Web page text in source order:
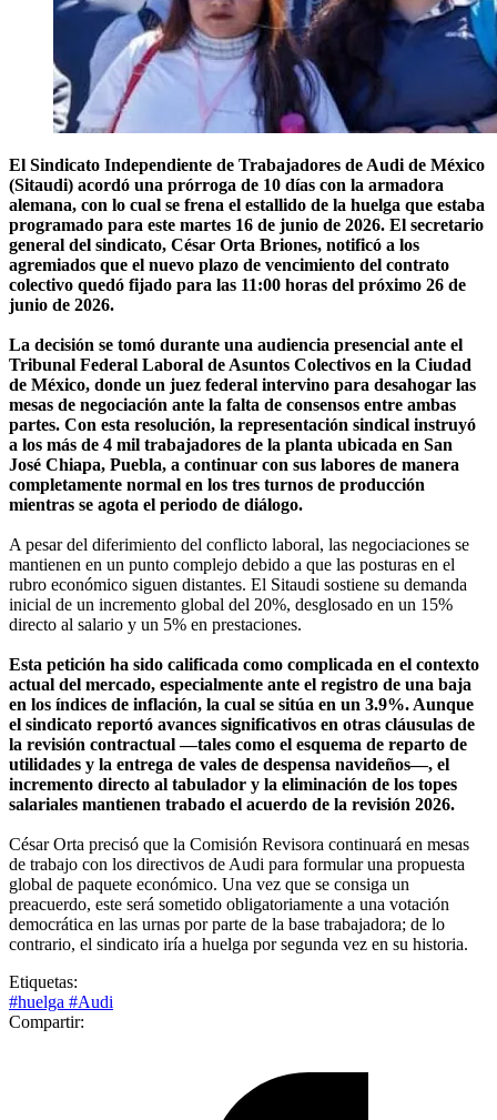
El Sindicato Independiente de Trabajadores de Audi de México
(Sitaudi) acordó una prórroga de 10 días con la armadora
alemana, con lo cual se frena el estallido de la huelga que estaba
programado para este martes 16 de junio de 2026. El secretario
general del sindicato, César Orta Briones, notificó a los
agremiados que el nuevo plazo de vencimiento del contrato
colectivo quedó fijado para las 11:00 horas del próximo 26 de
junio de 2026.
La decisión se tomó durante una audiencia presencial ante el
Tribunal Federal Laboral de Asuntos Colectivos en la Ciudad
de México, donde un juez federal intervino para desahogar las
mesas de negociación ante la falta de consensos entre ambas
partes. Con esta resolución, la representación sindical instruyó
a los más de 4 mil trabajadores de la planta ubicada en San
José Chiapa, Puebla, a continuar con sus labores de manera
completamente normal en los tres turnos de producción
mientras se agota el periodo de diálogo.
A pesar del diferimiento del conflicto laboral, las negociaciones se
mantienen en un punto complejo debido a que las posturas en el
rubro económico siguen distantes. El Sitaudi sostiene su demanda
inicial de un incremento global del 20%, desglosado en un 15%
directo al salario y un 5% en prestaciones.
Esta petición ha sido calificada como complicada en el contexto
actual del mercado, especialmente ante el registro de una baja
en los índices de inflación, la cual se sitúa en un 3.9%. Aunque
el sindicato reportó avances significativos en otras cláusulas de
la revisión contractual —tales como el esquema de reparto de
utilidades y la entrega de vales de despensa navideños—, el
incremento directo al tabulador y la eliminación de los topes
salariales mantienen trabado el acuerdo de la revisión 2026.
César Orta precisó que la Comisión Revisora continuará en mesas
de trabajo con los directivos de Audi para formular una propuesta
global de paquete económico. Una vez que se consiga un
preacuerdo, este será sometido obligatoriamente a una votación
democrática en las urnas por parte de la base trabajadora; de lo
contrario, el sindicato iría a huelga por segunda vez en su historia.
Etiquetas:
#huelga #Audi
Compartir: